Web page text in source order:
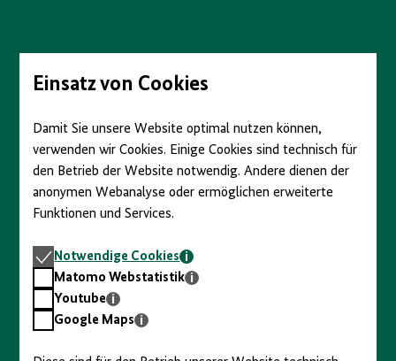
Seiteninhalt
springenEinsatz von Cookies
Damit Sie unsere Website optimal nutzen können,
verwenden wir Cookies. Einige Cookies sind technisch für
den Betrieb der Website notwendig. Andere dienen der
anonymen Webanalyse oder ermöglichen erweiterte
Funktionen und Services.
Notwendige
Cookies
Notwendige Cookies
Matomo
Webstatistik
Matomo Webstatistik
Youtube
Youtube
GoogleGoogle Maps